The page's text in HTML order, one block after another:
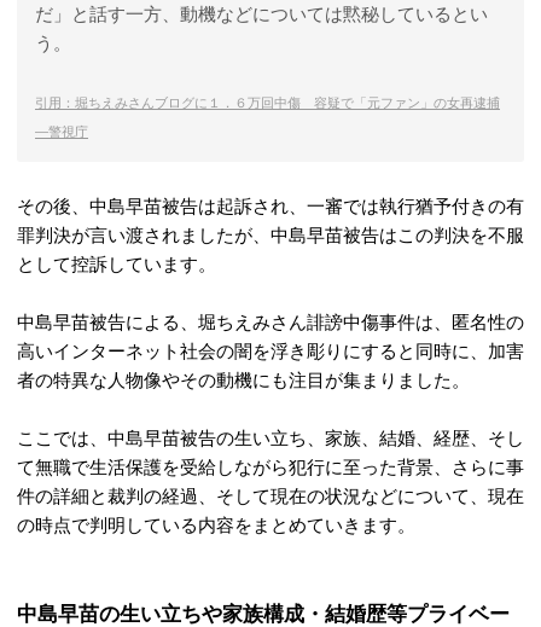
だ」と話す一方、動機などについては黙秘しているとい
う。
引用：堀ちえみさんブログに１．６万回中傷 容疑で「元ファン」の女再逮捕
―警視庁
その後、中島早苗被告は起訴され、一審では執行猶予付きの有
罪判決が言い渡されましたが、中島早苗被告はこの判決を不服
として控訴しています。
中島早苗被告による、堀ちえみさん誹謗中傷事件は、匿名性の
高いインターネット社会の闇を浮き彫りにすると同時に、加害
者の特異な人物像やその動機にも注目が集まりました。
ここでは、中島早苗被告の生い立ち、家族、結婚、経歴、そし
て無職で生活保護を受給しながら犯行に至った背景、さらに事
件の詳細と裁判の経過、そして現在の状況などについて、現在
の時点で判明している内容をまとめていきます。
中島早苗の生い立ちや家族構成・結婚歴等プライベー